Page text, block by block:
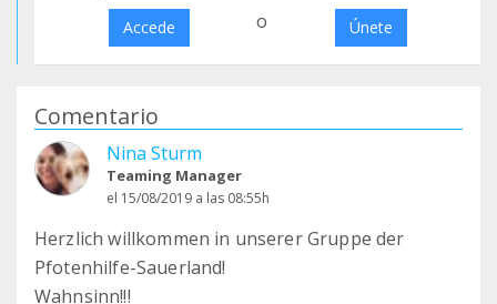
Accede o Únete
Comentario
Nina Sturm
Teaming Manager
el 15/08/2019 a las 08:55h
Herzlich willkommen in unserer Gruppe der
Pfotenhilfe-Sauerland!
Wahnsinn!!!